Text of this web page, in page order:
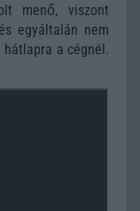
menő, viszont
egyáltalán nem
a cégnél.